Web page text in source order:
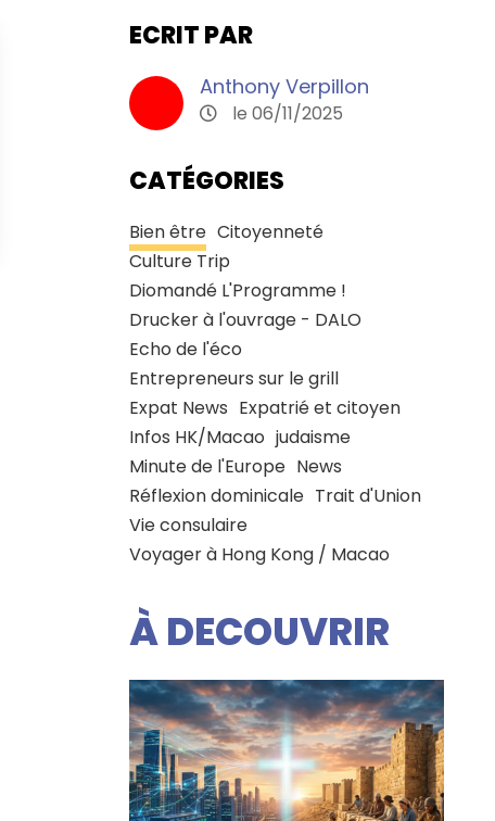
ECRIT PAR
Anthony Verpillon
le 06/11/2025
CATÉGORIES
Bien être Citoyenneté
Culture Trip
Diomandé L'Programme !
Drucker à l'ouvrage - DALO
Echo de l'éco
Entrepreneurs sur le grill
Expat News Expatrié et citoyen
Infos HK/Macao judaisme
Minute de l'Europe News
Réflexion dominicale Trait d'Union
Vie consulaire
Voyager à Hong Kong / Macao
À DECOUVRIR